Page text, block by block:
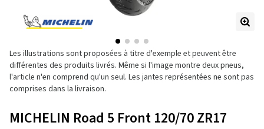
Les illustrations sont proposées à titre d'exemple et peuvent être
différentes des produits livrés. Même si l'image montre deux pneus,
l'article n'en comprend qu'un seul. Les jantes représentées ne sont pas
comprises dans la livraison.
MICHELIN Road 5 Front 120/70 ZR17